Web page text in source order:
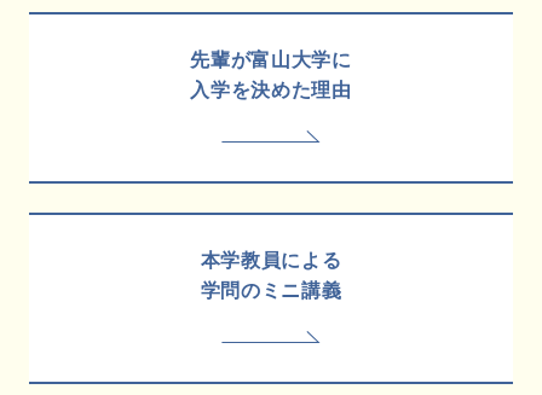
先輩が富山大学に
入学を決めた理由
本学教員による
学問のミニ講義